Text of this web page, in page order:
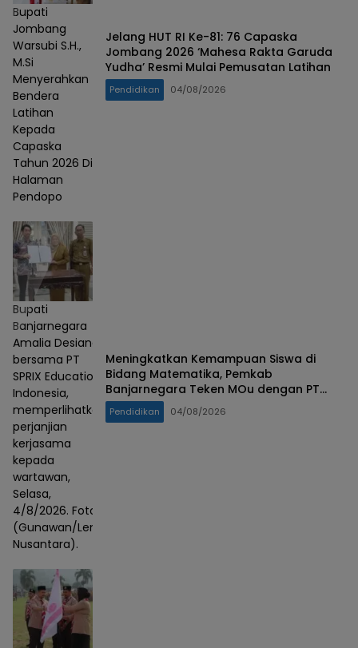
Bupati
Jombang
Warsubi S.H.,
M.Si
Menyerahkan
Bendera
Latihan
Kepada
Capaska
Tahun 2026 Di
Halaman
Pendopo
Jelang HUT RI Ke-81: 76 Capaska
Jombang 2026 ‘Mahesa Rakta Garuda
Yudha’ Resmi Mulai Pemusatan Latihan
Pendidikan 04/08/2026
Bupati
Banjarnegara
Amalia Desiana
bersama PT
SPRIX Education
Indonesia,
memperlihatkan
perjanjian
kerjasama
kepada
wartawan,
Selasa,
4/8/2026. Foto :
(Gunawan/Lensa
Nusantara).
Meningkatkan Kemampuan Siswa di
Bidang Matematika, Pemkab
Banjarnegara Teken MOu dengan PT
SPRIX Asal Jepang
Pendidikan 04/08/2026